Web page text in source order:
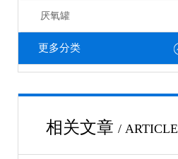
厌氧罐
更多分类
相关文章 / ARTICLE